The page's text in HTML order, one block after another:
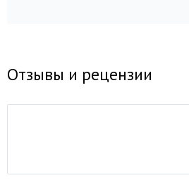
Отзывы и рецензии